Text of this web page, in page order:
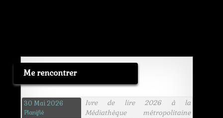
Me rencontrer
30 Mai 2026
Planifié
Ivre de lire 2026 à la
Médiathèque métropolitaine